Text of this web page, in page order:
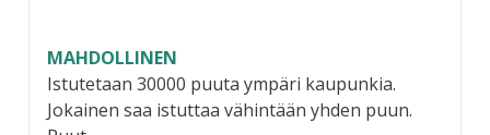
MAHDOLLINEN
Istutetaan 30000 puuta ympäri kaupunkia.
Jokainen saa istuttaa vähintään yhden puun.